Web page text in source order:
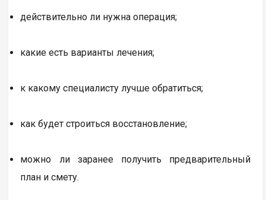
действительно ли нужна операция;
какие есть варианты лечения;
к какому специалисту лучше обратиться;
как будет строиться восстановление;
можно ли заранее получить предварительный
план и смету.